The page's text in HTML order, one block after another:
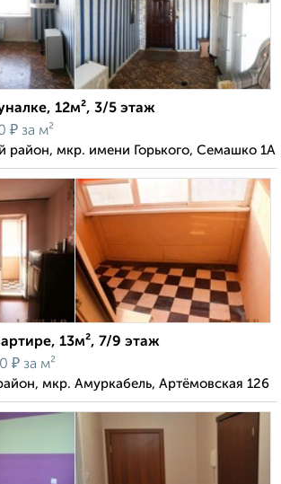
12м², 3/5 этаж
₽ за м²
район, мкр. имени Горького, Семашко 1А
13м², 7/9 этаж
₽ за м²
мкр. Амуркабель, Артёмовская 126